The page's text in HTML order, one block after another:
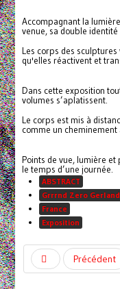
Accompagnant la
venue, sa double identité
Les corps des
qu'elles réactivent et
Dans cette exposition
volumes s’aplatissent.
Le corps est mis à
comme un
Points de vue, lumière et
le temps d’une journée.
ABSTRACT
Grrrnd Zero Gerland
France
Exposition
Précédent